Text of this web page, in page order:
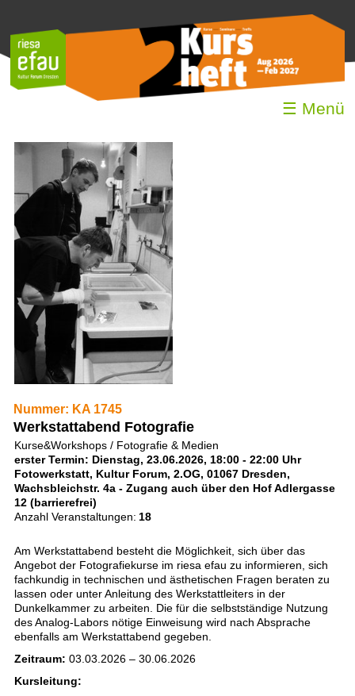
☰ Menü
Nummer: KA 1745
Werkstattabend Fotografie
Kurse&Workshops / Fotografie & Medien
erster Termin: Dienstag, 23.06.2026, 18:00 - 22:00 Uhr
Fotowerkstatt, Kultur Forum, 2.OG, 01067 Dresden,
Wachsbleichstr. 4a - Zugang auch über den Hof Adlergasse
12 (barrierefrei)
Anzahl Veranstaltungen: 18
Am Werkstattabend besteht die Möglichkeit, sich über das
Angebot der Fotografiekurse im riesa efau zu informieren, sich
fachkundig in technischen und ästhetischen Fragen beraten zu
lassen oder unter Anleitung des Werkstattleiters in der
Dunkelkammer zu arbeiten. Die für die selbstständige Nutzung
des Analog-Labors nötige Einweisung wird nach Absprache
ebenfalls am Werkstattabend gegeben.
Zeitraum: 03.03.2026 – 30.06.2026
Kursleitung: